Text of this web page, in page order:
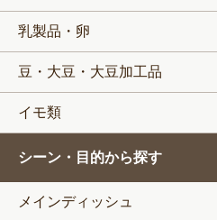
乳製品・卵
豆・大豆・大豆加工品
イモ類
シーン・目的から探す
メインディッシュ